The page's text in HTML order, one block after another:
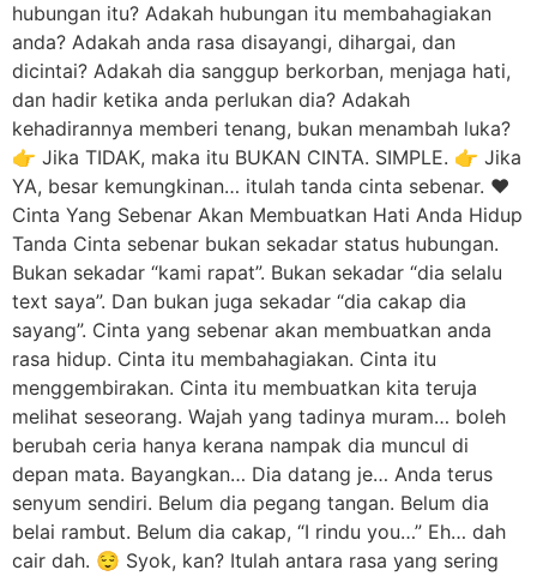
hubungan itu? Adakah hubungan itu membahagiakan
anda? Adakah anda rasa disayangi, dihargai, dan
dicintai? Adakah dia sanggup berkorban, menjaga hati,
dan hadir ketika anda perlukan dia? Adakah
kehadirannya memberi tenang, bukan menambah luka?
👉 Jika TIDAK, maka itu BUKAN CINTA. SIMPLE. 👉 Jika
YA, besar kemungkinan… itulah tanda cinta sebenar. ❤️
Cinta Yang Sebenar Akan Membuatkan Hati Anda Hidup
Tanda Cinta sebenar bukan sekadar status hubungan.
Bukan sekadar “kami rapat”. Bukan sekadar “dia selalu
text saya”. Dan bukan juga sekadar “dia cakap dia
sayang”. Cinta yang sebenar akan membuatkan anda
rasa hidup. Cinta itu membahagiakan. Cinta itu
menggembirakan. Cinta itu membuatkan kita teruja
melihat seseorang. Wajah yang tadinya muram… boleh
berubah ceria hanya kerana nampak dia muncul di
depan mata. Bayangkan… Dia datang je… Anda terus
senyum sendiri. Belum dia pegang tangan. Belum dia
belai rambut. Belum dia cakap, “I rindu you…” Eh… dah
cair dah. 😌 Syok, kan? Itulah antara rasa yang sering